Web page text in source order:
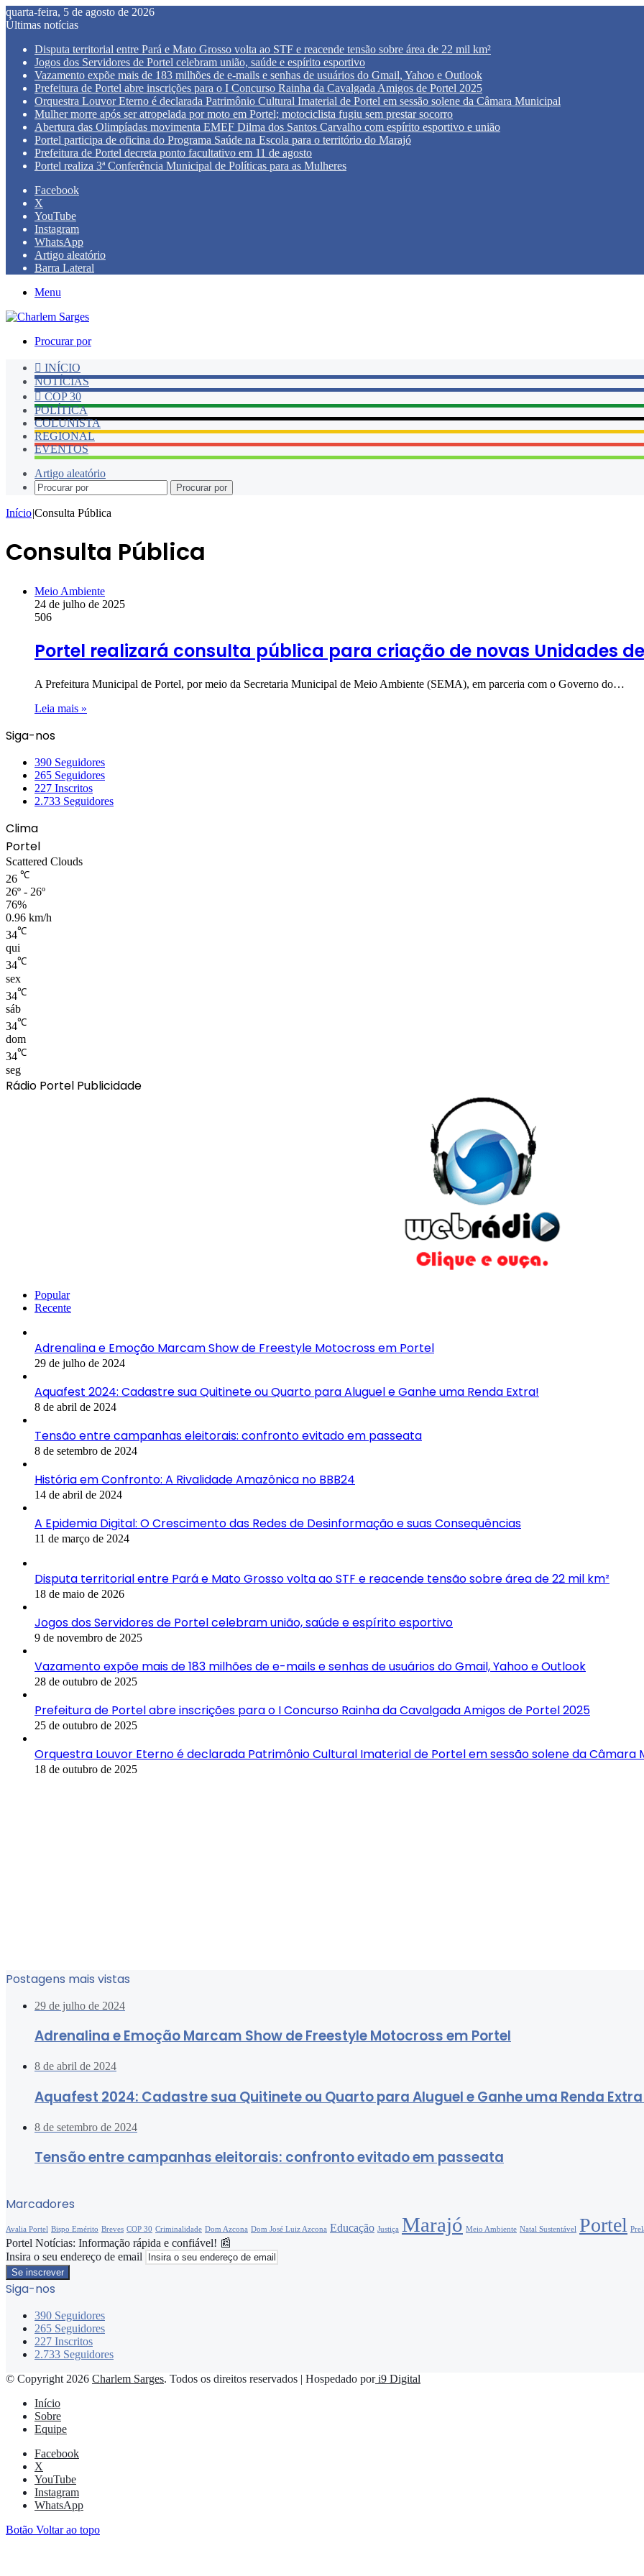
quarta-feira, 5 de agosto de 2026
Últimas notícias
Disputa territorial entre Pará e Mato Grosso volta ao STF e reacende tensão sobre área de 22 mil km²
Jogos dos Servidores de Portel celebram união, saúde e espírito esportivo
Vazamento expõe mais de 183 milhões de e-mails e senhas de usuários do Gmail, Yahoo e Outlook
Prefeitura de Portel abre inscrições para o I Concurso Rainha da Cavalgada Amigos de Portel 2025
Orquestra Louvor Eterno é declarada Patrimônio Cultural Imaterial de Portel em sessão solene da Câmara Municipal
Mulher morre após ser atropelada por moto em Portel; motociclista fugiu sem prestar socorro
Abertura das Olimpíadas movimenta EMEF Dilma dos Santos Carvalho com espírito esportivo e união
Portel participa de oficina do Programa Saúde na Escola para o território do Marajó
Prefeitura de Portel decreta ponto facultativo em 11 de agosto
Portel realiza 3ª Conferência Municipal de Políticas para as Mulheres
Facebook
X
YouTube
Instagram
WhatsApp
Artigo aleatório
Barra Lateral
Menu
Procurar por
INÍCIO
NOTÍCIAS
COP 30
POLÍTICA
COLUNISTA
REGIONAL
EVENTOS
Artigo aleatório
Procurar por
Início|Consulta Pública
Consulta Pública
Meio Ambiente
24 de julho de 2025
506
Portel realizará consulta pública para criação de novas Unidades
A Prefeitura Municipal de Portel, por meio da Secretaria Municipal de Meio Ambiente (SEMA), em parceria com o Governo do…
Leia mais »
Siga-nos
390 Seguidores
265 Seguidores
227 Inscritos
2.733 Seguidores
Clima
Portel
Scattered Clouds
26 ℃
26º - 26º
76%
0.96 km/h
34℃
qui
34℃
sex
34℃
sáb
34℃
dom
34℃
seg
Rádio Portel Publicidade
Popular
Recente
Adrenalina e Emoção Marcam Show de Freestyle Motocross em Portel
29 de julho de 2024
Aquafest 2024: Cadastre sua Quitinete ou Quarto para Aluguel e Ganhe uma Renda Extra!
8 de abril de 2024
Tensão entre campanhas eleitorais: confronto evitado em passeata
8 de setembro de 2024
História em Confronto: A Rivalidade Amazônica no BBB24
14 de abril de 2024
A Epidemia Digital: O Crescimento das Redes de Desinformação e suas Consequências
11 de março de 2024
Disputa territorial entre Pará e Mato Grosso volta ao STF e reacende tensão sobre área de 22 mil km²
18 de maio de 2026
Jogos dos Servidores de Portel celebram união, saúde e espírito esportivo
9 de novembro de 2025
Vazamento expõe mais de 183 milhões de e-mails e senhas de usuários do Gmail, Yahoo e Outlook
28 de outubro de 2025
Prefeitura de Portel abre inscrições para o I Concurso Rainha da Cavalgada Amigos de Portel 2025
25 de outubro de 2025
Orquestra Louvor Eterno é declarada Patrimônio Cultural Imaterial de Portel em sessão solene da Câmara
18 de outubro de 2025
Postagens mais vistas
29 de julho de 2024
Adrenalina e Emoção Marcam Show de Freestyle Motocross em Portel
8 de abril de 2024
Aquafest 2024: Cadastre sua Quitinete ou Quarto para Aluguel e Ganhe uma Renda
8 de setembro de 2024
Tensão entre campanhas eleitorais: confronto evitado em passeata
Marcadores
Avalia Portel Bispo Emérito Breves COP 30 Criminalidade Dom Azcona Dom José Luiz Azcona Educação Justiça Marajó Meio Ambiente Natal Sustentável Portel
Portel Notícias: Informação rápida e confiável! 📰
Insira o seu endereço de email
Siga-nos
390 Seguidores
265 Seguidores
227 Inscritos
2.733 Seguidores
© Copyright 2026 Charlem Sarges. Todos os direitos reservados | Hospedado pori9 Digital
Início
Sobre
Equipe
Facebook
X
YouTube
Instagram
WhatsApp
Botão Voltar ao topo